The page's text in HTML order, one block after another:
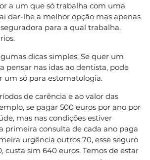
a um que só trabalha com uma
dar-lhe a melhor opção mas apenas
para a qual trabalha.
dicas simples: Se quer um
pensar nas idas ao dentista, pode
um só para estomatologia.
de carência e ao valor das
se pagar 500 euros por ano por
mas nas condições estiver
primeira consulta de cada ano paga
urgência outros 70, esse seguro
custa sim 640 euros. Temos de estar